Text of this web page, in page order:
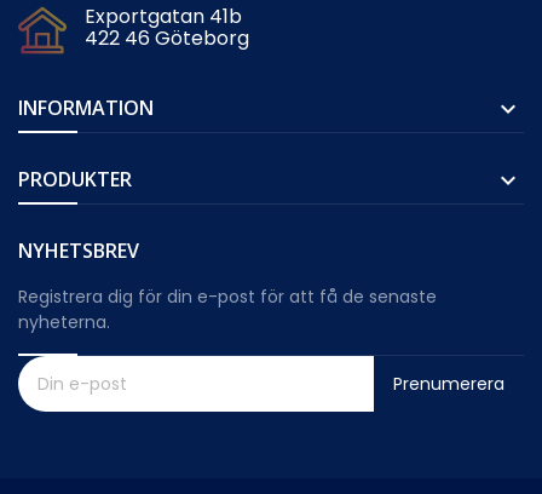
Exportgatan 41b
422 46 Göteborg
INFORMATION 
PRODUKTER 
NYHETSBREV
Registrera dig för din e-post för att få de senaste
nyheterna.
Prenumerera